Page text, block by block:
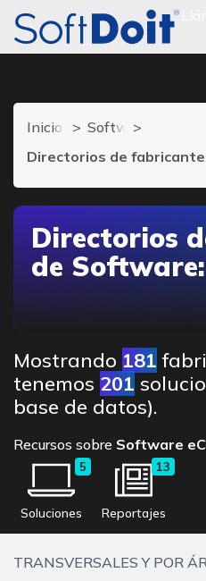
Inicio
Software
Directorios de
Directorios
de Software:
Mostrando 181
tenemos 201
base de datos).
Recursos sobre Software
5
Soluciones
13
Reportajes
TRANSVERSALES Y POR